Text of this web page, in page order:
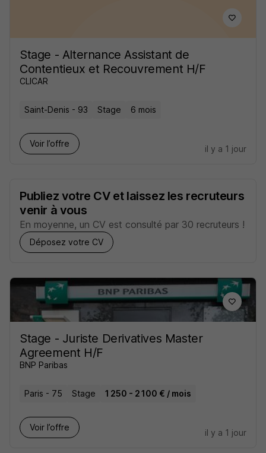
Stage - Alternance Assistant de
Contentieux et Recouvrement H/F
CLICAR
Saint-Denis - 93 Stage 6 mois
Voir l’offre
il y a 1 jour
Publiez votre CV et laissez les recruteurs
venir à vous
En moyenne, un CV est consulté par 30 recruteurs !
Déposez votre CV
Stage - Juriste Derivatives Master
Agreement H/F
BNP Paribas
Paris - 75 Stage 1 250 - 2 100 € / mois
Voir l’offre
il y a 1 jour